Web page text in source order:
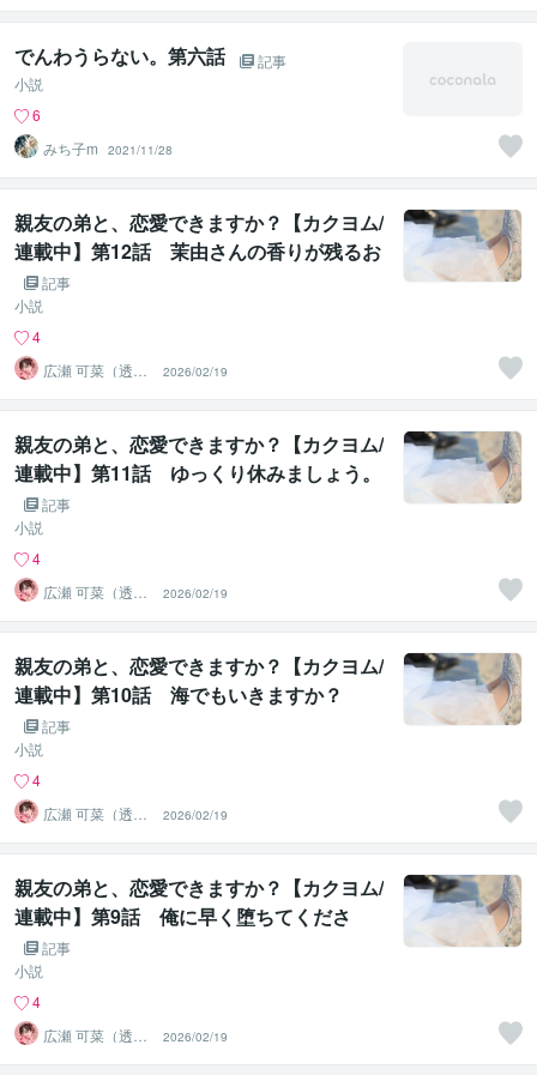
でんわうらない。第六話
記事
小説
6
みち子m
2021/11/28
親友の弟と、恋愛できますか？【カクヨム/
連載中】第12話 茉由さんの香りが残るお
風呂で、なにをしたかは秘密です。
記事
小説
4
広瀬 可菜（透視
タロット⭐占い
師）
2026/02/19
親友の弟と、恋愛できますか？【カクヨム/
連載中】第11話 ゆっくり休みましょう。
記事
小説
4
広瀬 可菜（透視
タロット⭐占い
師）
2026/02/19
親友の弟と、恋愛できますか？【カクヨム/
連載中】第10話 海でもいきますか？
記事
小説
4
広瀬 可菜（透視
タロット⭐占い
師）
2026/02/19
親友の弟と、恋愛できますか？【カクヨム/
連載中】第9話 俺に早く堕ちてくださ
い。記事
小説
4
広瀬 可菜（透視
タロット⭐占い
師）
2026/02/19